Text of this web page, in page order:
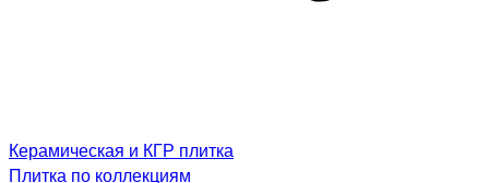
Керамическая и КГР плитка
Плитка по коллекциям